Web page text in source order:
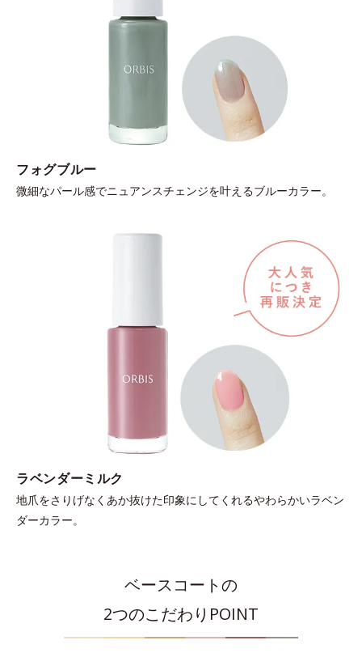
フォグブルー
微細なパール感でニュアンスチェンジを叶えるブルーカラー。
ラベンダーミルク
地爪をさりげなくあか抜けた印象にしてくれるやわらかいラベン
ダーカラー。
ベースコートの
2つのこだわりPOINT